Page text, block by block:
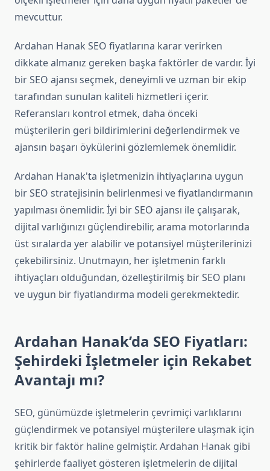
mevcuttur.
Ardahan Hanak SEO fiyatlarına karar verirken
dikkate almanız gereken başka faktörler de vardır. İyi
bir SEO ajansı seçmek, deneyimli ve uzman bir ekip
tarafından sunulan kaliteli hizmetleri içerir.
Referansları kontrol etmek, daha önceki
müşterilerin geri bildirimlerini değerlendirmek ve
ajansın başarı öykülerini gözlemlemek önemlidir.
Ardahan Hanak'ta işletmenizin ihtiyaçlarına uygun
bir SEO stratejisinin belirlenmesi ve fiyatlandırmanın
yapılması önemlidir. İyi bir SEO ajansı ile çalışarak,
dijital varlığınızı güçlendirebilir, arama motorlarında
üst sıralarda yer alabilir ve potansiyel müşterilerinizi
çekebilirsiniz. Unutmayın, her işletmenin farklı
ihtiyaçları olduğundan, özelleştirilmiş bir SEO planı
ve uygun bir fiyatlandırma modeli gerekmektedir.
Ardahan Hanak’da SEO Fiyatları:
Şehirdeki İşletmeler için Rekabet
Avantajı mı?
SEO, günümüzde işletmelerin çevrimiçi varlıklarını
güçlendirmek ve potansiyel müşterilere ulaşmak için
kritik bir faktör haline gelmiştir. Ardahan Hanak gibi
şehirlerde faaliyet gösteren işletmelerin de dijital